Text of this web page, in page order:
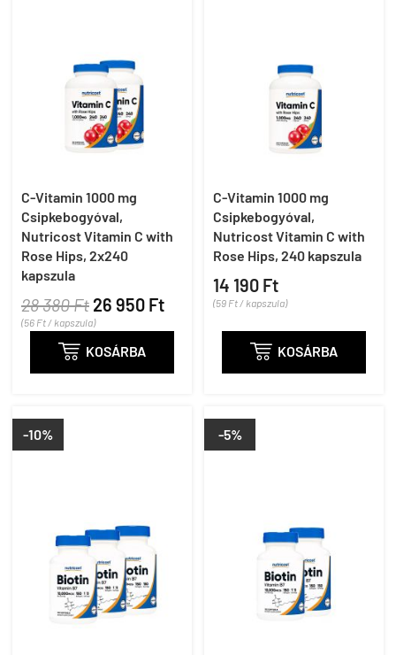
C-Vitamin 1000 mg
Csipkebogyóval,
Nutricost Vitamin C with
Rose Hips, 2x240
kapszula
28 380 Ft 26 950 Ft
(56 Ft / kapszula)
 KOSÁRBA
C-Vitamin 1000 mg
Csipkebogyóval,
Nutricost Vitamin C with
Rose Hips, 240 kapszula
14 190 Ft
(59 Ft / kapszula)
 KOSÁRBA
-10% -5%